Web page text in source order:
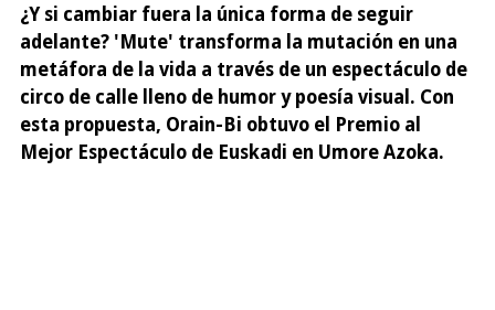
¿Y si cambiar fuera la única forma de seguir
adelante? 'Mute' transforma la mutación en una
metáfora de la vida a través de un espectáculo de
circo de calle lleno de humor y poesía visual. Con
esta propuesta, Orain-Bi obtuvo el Premio al
Mejor Espectáculo de Euskadi en Umore Azoka.